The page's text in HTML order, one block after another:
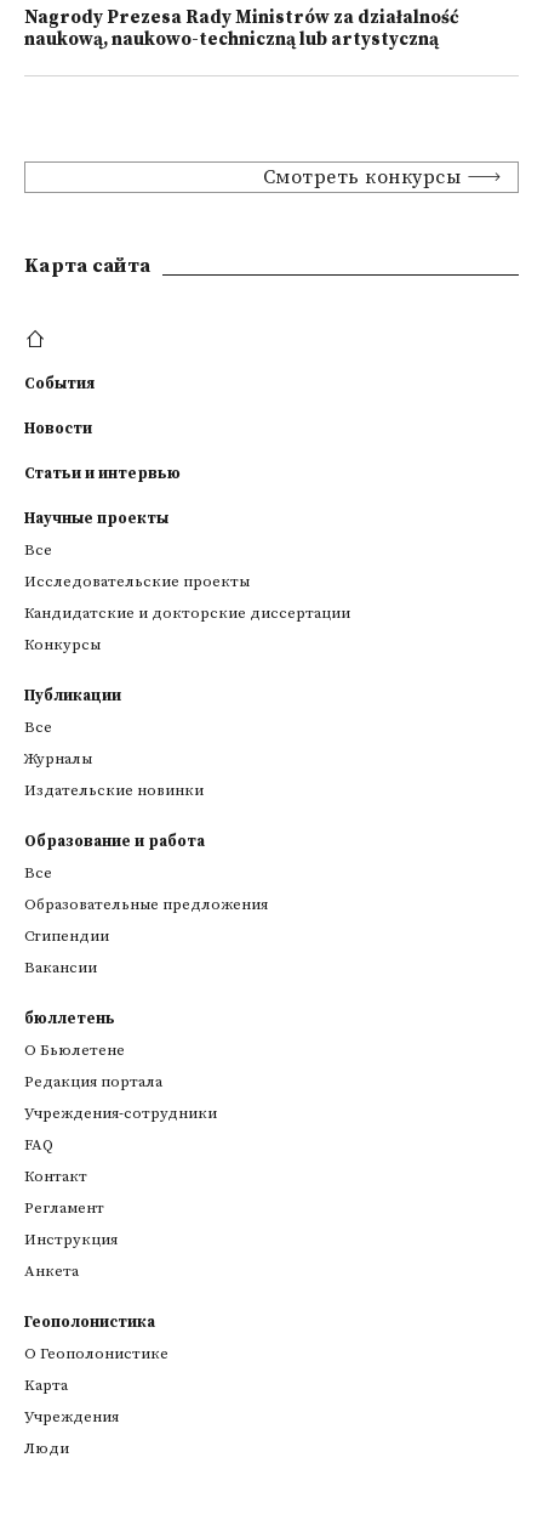
Nagrody Prezesa Rady Ministrów za działalność
naukową, naukowo-techniczną lub artystyczną
Смотреть конкурсы
Kарта сайта
События
Новости
Статьи и интервью
Научные проекты
Все
Исследовательские проекты
Кандидатские и докторские диссертации
Конкурсы
Публикации
Все
Журналы
Издательские новинки
Образование и работа
Все
Образовательные предложения
Стипендии
Вакансии
бюллетень
О Бьюлетене
Редакция портала
Учреждения-сотрудники
FAQ
Контакт
Регламент
Инструкция
Анкета
Геополонистика
О Геополонистике
Kарта
Учреждения
Люди